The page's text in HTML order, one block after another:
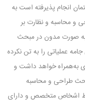
انجام پذیرفته است به
و محاسبه و نظارت بر
به صورت مدون در مبحث
عملیاتی را به تن نکرده
به‌همراه خواهد داشت و
بحث طراحی و محاسبه
اشخاص متخصص و دارای